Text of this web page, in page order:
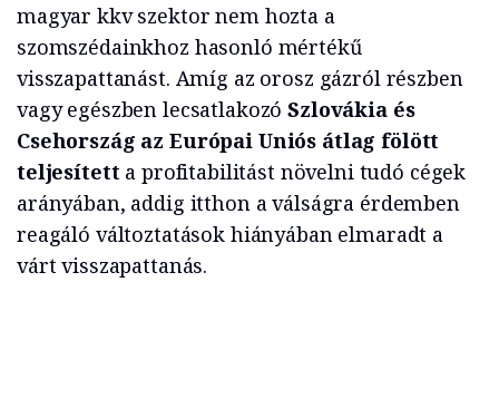
magyar kkv szektor nem hozta a
szomszédainkhoz hasonló mértékű
visszapattanást. Amíg az orosz gázról részben
vagy egészben lecsatlakozóSzlovákia és
Csehország az Európai Uniós átlag fölött
teljesítetta profitabilitást növelni tudó cégek
arányában, addig itthon a válságra érdemben
reagáló változtatások hiányában elmaradt a
várt visszapattanás.